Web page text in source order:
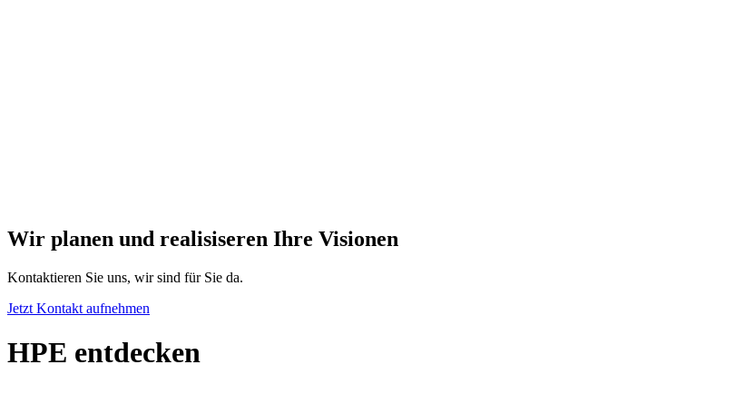
Wir planen und realisiseren Ihre Visionen
Kontaktieren Sie uns, wir sind für Sie da.
Jetzt Kontakt aufnehmen
HPE entdecken